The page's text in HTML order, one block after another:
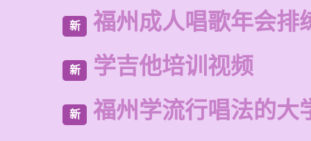
新 福州成人唱歌年会排
新 学吉他培训视频
新 福州学流行唱法的大